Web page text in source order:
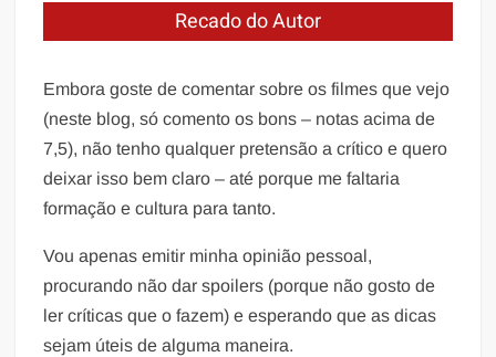
Recado do Autor
Embora goste de comentar sobre os filmes que vejo
(neste blog, só comento os bons – notas acima de
7,5), não tenho qualquer pretensão a crítico e quero
deixar isso bem claro – até porque me faltaria
formação e cultura para tanto.
Vou apenas emitir minha opinião pessoal,
procurando não dar spoilers (porque não gosto de
ler críticas que o fazem) e esperando que as dicas
sejam úteis de alguma maneira.